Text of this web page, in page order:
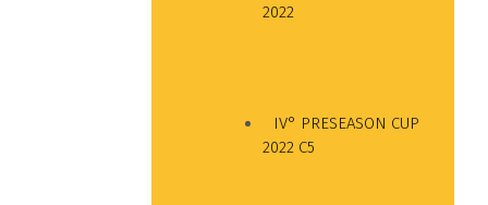
2022
IV° PRESEASON CUP
2022 C5